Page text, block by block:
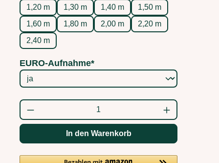
1,20 m 1,30 m 1,40 m
1,50 m
1,60 m
1,80 m 2,00 m
2,20 m
2,40 m
EURO-Aufnahme*
Produkt Anzahl: Gib den gewünschten
In den Warenkorb